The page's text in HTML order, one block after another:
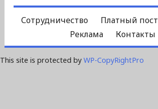
Сотрудничество Платный пост
Реклама
Контакты
This site is protected by WP-CopyRightPro